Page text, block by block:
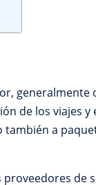
generalmente
de los viajes y
a
de